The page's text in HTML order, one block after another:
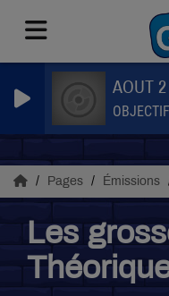
AOUT 2
Pages Émissions
Les